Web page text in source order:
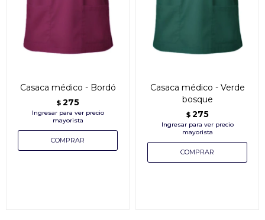
Casaca médico - Bordó
$ 275
Casaca médico - Verde
bosque
$ 275